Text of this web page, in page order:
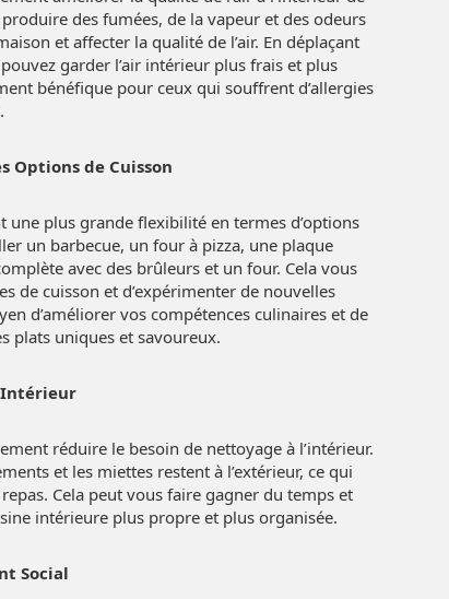
des fumées, de la vapeur et des odeurs
et affecter la qualité de l’air. En déplaçant
garder l’air intérieur plus frais et plus
bénéfique pour ceux qui souffrent d’allergies
Options de Cuisson
une plus grande flexibilité en termes d’options
un barbecue, un four à pizza, une plaque
avec des brûleurs et un four. Cela vous
de cuisson et d’expérimenter de nouvelles
d’améliorer vos compétences culinaires et de
plats uniques et savoureux.
Intérieur
réduire le besoin de nettoyage à l’intérieur.
et les miettes restent à l’extérieur, ce qui
Cela peut vous faire gagner du temps et
intérieure plus propre et plus organisée.
Social